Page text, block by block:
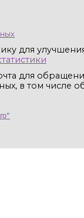
для
для
в том числе